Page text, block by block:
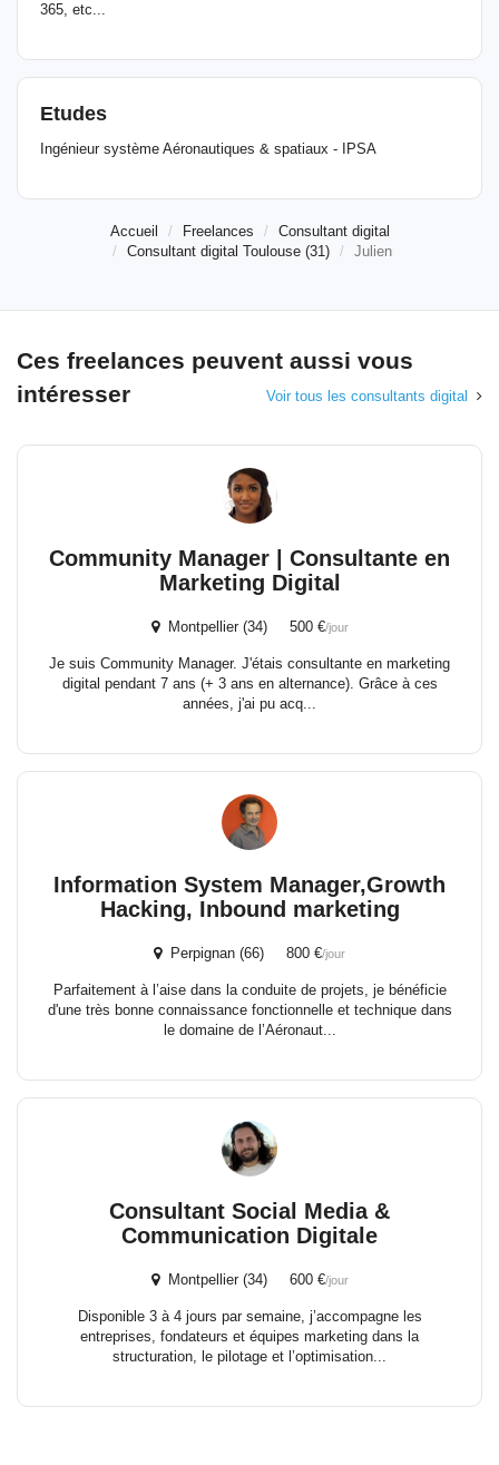
365, etc...
Etudes
Ingénieur système Aéronautiques & spatiaux - IPSA
Accueil Freelances
Consultant digital
Consultant digital Toulouse (31)
Julien
Ces freelances peuvent aussi vous
intéresser
Voir tous les consultants digital
Community Manager | Consultante en
Marketing Digital
Montpellier (34) 500 €/jour
Je suis Community Manager. J'étais consultante en marketing
digital pendant 7 ans (+ 3 ans en alternance). Grâce à ces
années, j'ai pu acq...
Information System Manager,Growth
Hacking, Inbound marketing
Perpignan (66) 800 €/jour
Parfaitement à l’aise dans la conduite de projets, je bénéficie
d'une très bonne connaissance fonctionnelle et technique dans
le domaine de l’Aéronaut...
Consultant Social Media &
Communication Digitale
Montpellier (34) 600 €/jour
Disponible 3 à 4 jours par semaine, j’accompagne les
entreprises, fondateurs et équipes marketing dans la
structuration, le pilotage et l’optimisation...